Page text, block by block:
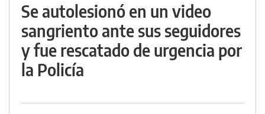
Se autolesionó en un video
sangriento ante sus seguidores
y fue rescatado de urgencia por
la Policía